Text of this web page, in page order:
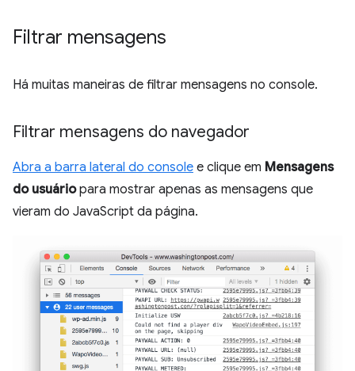
Filtrar mensagens
Há muitas maneiras de filtrar mensagens no console.
Filtrar mensagens do navegador
Abra a barra lateral do console e clique em Mensagens
do usuáriopara mostrar apenas as mensagens que
vieram do JavaScript da página.